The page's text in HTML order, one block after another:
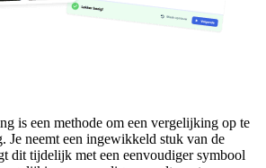
is een methode om een vergelijking op te
Je neemt een ingewikkeld stuk van de
dit tijdelijk met een eenvoudiger symbool